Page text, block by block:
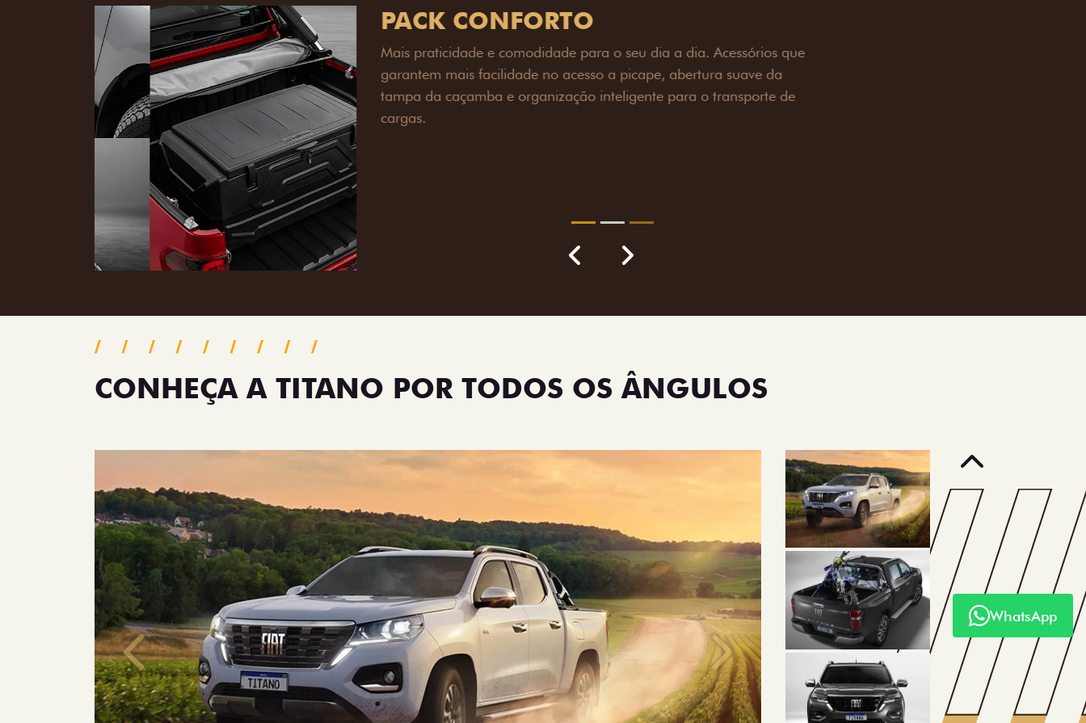
PACK OFF-ROAD
Prepare sua picape para qualquer desafio. O Pack off-road combina
engate de reboque para até 3,5 toneladas, alargadores de para-
lamas e overbumper, oferecendo mais capacidade de reboque,
PreviousNext
CONHEÇA A TITANO POR TODOS OS ÂNGULOS
Anterior Próximo
Anterior
WhatsApp